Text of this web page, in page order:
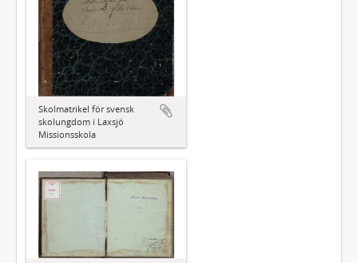
Skolmatrikel för svensk
skolungdom i Laxsjö
Missionsskola